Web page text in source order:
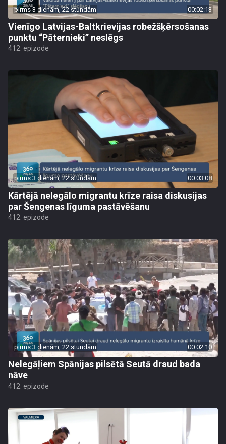
pirms 3 dienām, 22 stundām 00:02:13
Vienīgo Latvijas-Baltkrievijas robežšķērsošanas
punktu “Pāternieki” neslēgs
412. epizode
pirms 3 dienām, 22 stundām 00:03:08
Kārtējā nelegālo migrantu krīze raisa diskusijas
par Šengenas līguma pastāvēšanu
412. epizode
pirms 3 dienām, 22 stundām 00:02:10
Nelegāļiem Spānijas pilsētā Seutā draud bada
nāve
412. epizode